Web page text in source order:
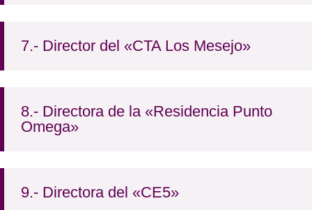
7.- Director del «CTA Los Mesejo»
8.- Directora de la «Residencia Punto
Omega»
9.- Directora del «CE5»